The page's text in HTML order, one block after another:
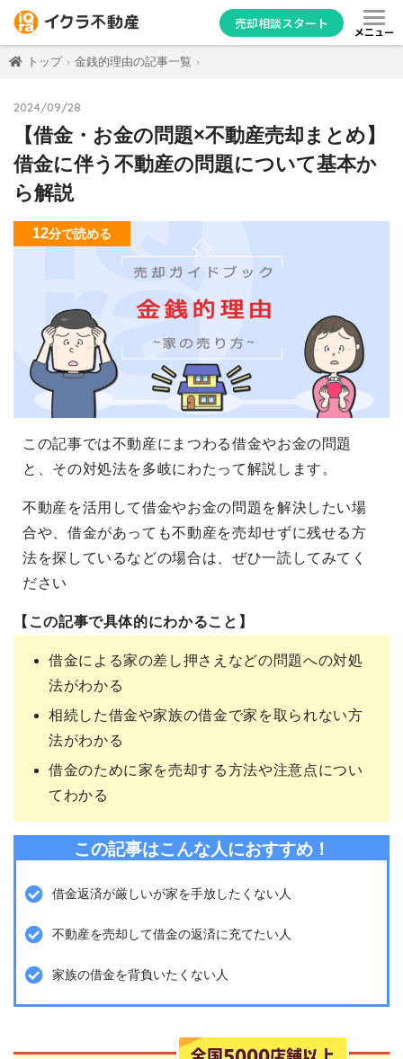
売却相談スタート
メニュー
トップ 金銭的理由の記事一覧
2024/09/28
【借金・お金の問題×不動産売却まとめ】
借金に伴う不動産の問題について基本か
ら解説
12分で読める
この記事では不動産にまつわる借金やお金の問題
と、その対処法を多岐にわたって解説します。
不動産を活用して借金やお金の問題を解決したい場
合や、借金があっても不動産を売却せずに残せる方
法を探しているなどの場合は、ぜひ一読してみてく
ださい
【この記事で具体的にわかること】
借金による家の差し押さえなどの問題への対処
法がわかる
相続した借金や家族の借金で家を取られない方
法がわかる
借金のために家を売却する方法や注意点につい
てわかる
この記事はこんな人におすすめ！
借金返済が厳しいが家を手放したくない人
不動産を売却して借金の返済に充てたい人
家族の借金を背負いたくない人